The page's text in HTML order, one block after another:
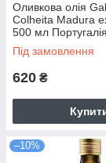
Оливкова олія
Colheita Madura
500 мл Португалія
Під замовлення
620 ₴
–10%